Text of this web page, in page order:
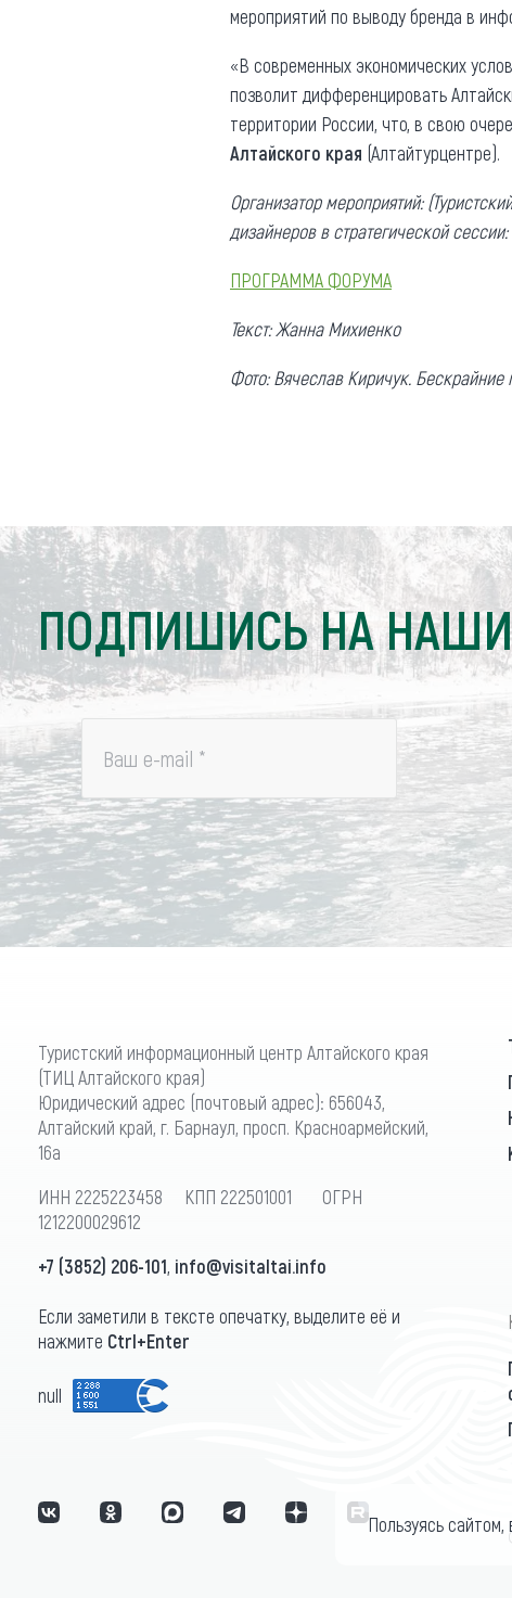
мероприятий по выводу бренда в
«В современных экономических
позволит дифференцировать
территории России, что, в свою
Алтайского края (Алтайтурцентре).
Организатор мероприятий:
дизайнеров в стратегической
ПРОГРАММА ФОРУМА
Текст: Жанна Михиенко
Фото: Вячеслав Киричук. Бескрайние
ПОДПИШИСЬ НА
Ваш e-mail *
Туристский информационный центр Алтайского края
(ТИЦ Алтайского края)
Юридический адрес (почтовый адрес): 656043,
Алтайский край, г. Барнаул, просп. Красноармейский,
16а
ИНН 2225223458 КПП 222501001 ОГРН
1212200029612
+7 (3852) 206-101, info@visitaltai.info
Если заметили в тексте опечатку, выделите её и
нажмите Ctrl+Enter
null
Пользуясь